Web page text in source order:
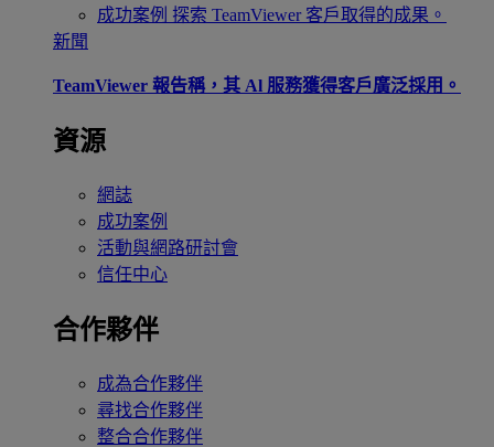
成功案例 探索 TeamViewer 客戶取得的成果。
新聞
TeamViewer 報告稱，其 Al 服務獲得客戶廣泛採用。
資源
網誌
成功案例
活動與網路研討會
信任中心
合作夥伴
成為合作夥伴
尋找合作夥伴
整合合作夥伴